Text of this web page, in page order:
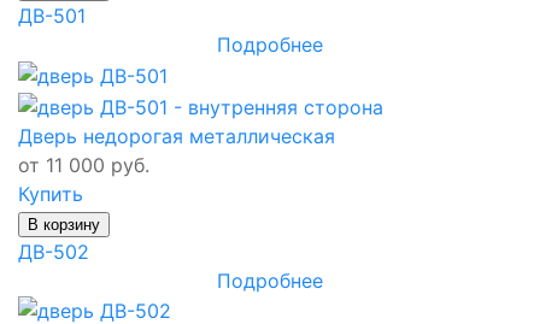
ДВ-501
Подробнее
Дверь недорогая металлическая
от 11 000 руб.
Купить
В корзину
ДВ-502
Подробнее